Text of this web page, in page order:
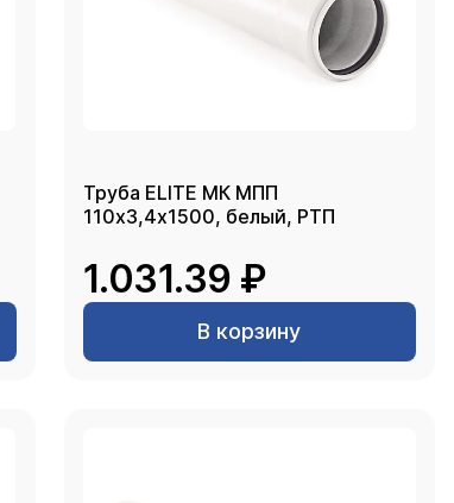
Труба ELITE МК МПП
110х3,4х1500, белый, РТП
1.031.39 ₽
В корзину